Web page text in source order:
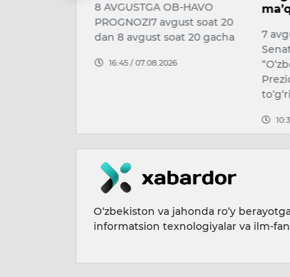
ma’qulladi
7 avgust kuni Oliy Majlis
“O‘zbekiston Respublikasi
7-
O‘zbekiston va jahonda ro‘y
informatsion texnologiyalar va ilm-